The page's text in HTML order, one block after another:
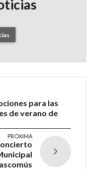
para las
de verano de
PRÓXIMA